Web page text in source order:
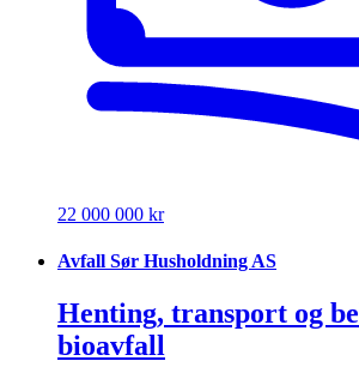
22 000 000 kr
Avfall Sør Husholdning AS
Henting, transport og
bioavfall